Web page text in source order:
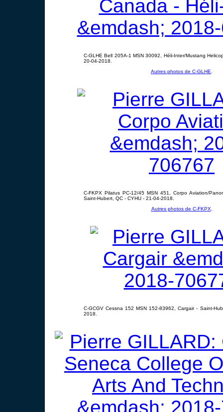
C-GLHE Bell 205A-1 MSN 30092, Héli-Inter/Mustang
20-04-2018.
Autres photos de C-GLHE
C-FKPX Pilatus PC-12/45 MSN 451, Corpo Aviation/
Saint-Hubert, QC - CYHU - 21-04-2018.
Autres photos de C-FKPX
C-GCGV Cessna 152 MSN 152-83962, Cargair - Saint-
2018.